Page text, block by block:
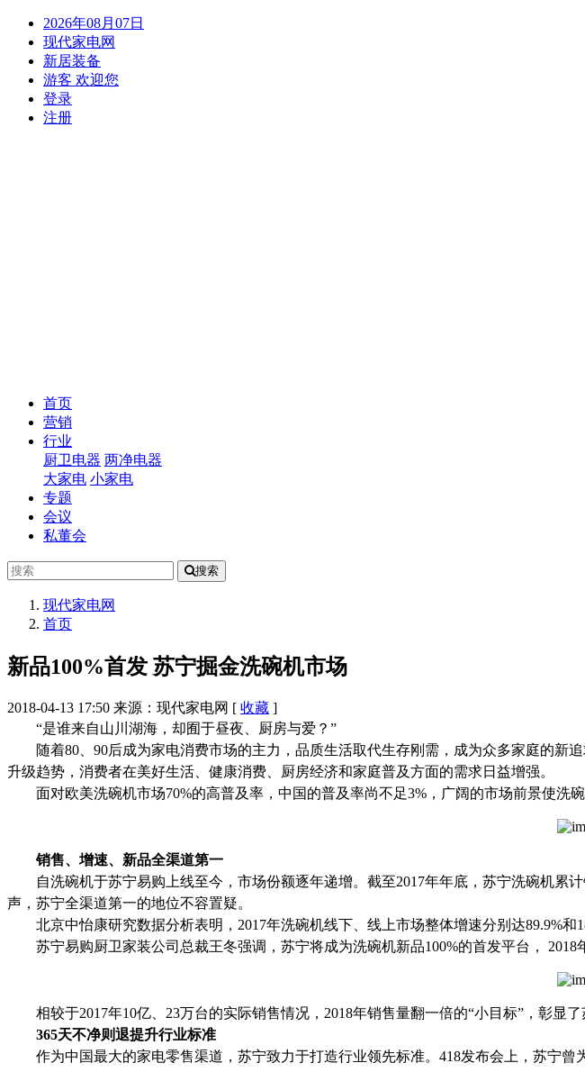
2026年08月07日
现代家电网
新居装备
游客 欢迎您
登录
注册
首页(current)
营销
行业
厨卫电器 两净电器
大家电 小家电
专题
会议
私董会
搜索
现代家电网
首页
新品100%首发 苏宁掘金洗碗机市场
2018-04-13 17:50 来源：现代家电网 [ 收藏 ]
“是谁来自山川湖海，却囿于昼夜、厨房与爱？”
随着80 90后成为家电消费市场的主力， 品质生活取代生存刚需，成为众多家庭的新追
升级趋势，消费者在美好生活、健康消费、厨房经济和家庭普及方面的需求日益增强。
面对欧美洗碗机市场70%的高普及率，中国的普及率尚不足3% ，广阔的市场前景使洗
销售、增速、新品全渠道第一
自洗碗机于苏宁易购上线至今，市场份额逐年递增。截至2017年年底，苏宁洗碗机累
声，苏宁全渠道第一的地位不容置疑。
北京中怡康研究数据分析表明， 2017年洗碗机线下、线上市场整体增速分别达89.9%和
苏宁易购厨卫家装公司总裁王冬强调，苏宁将成为洗碗机新品100%的首发平台， 2018
相较于2017年10亿、 23万台的实际销售情况， 2018年销售量翻一倍的“小目标”，彰显
365天不净则退提升行业标准
作为中国最大的家电零售渠道，苏宁致力于打造行业领先标准。 418发布会上，苏宁曾